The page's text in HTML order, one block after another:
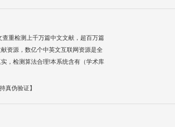
重检测上千万篇中文文献，超百万篇
资源，数亿个中英文互联网资源是全
，检测算法合理!本系统含有（学术库
真伪验证】